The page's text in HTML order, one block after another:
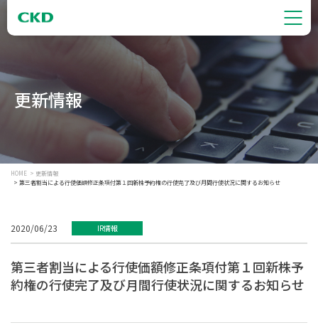
更新情報
HOME
更新情報
第三者割当による行使価額修正条項付第１回新株予約権の行使完了及び月間行使状況に関するお知らせ
2020/06/23 IR情報
第三者割当による行使価額修正条項付第１回新株予
約権の行使完了及び月間行使状況に関するお知らせ